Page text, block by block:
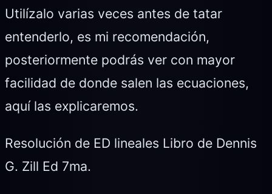
Utilízalo varias veces antes de tatar
entenderlo, es mi recomendación,
posteriormente podrás ver con mayor
facilidad de donde salen las ecuaciones,
aquí las explicaremos.
Resolución de ED lineales Libro de Dennis
G. Zill Ed 7ma.